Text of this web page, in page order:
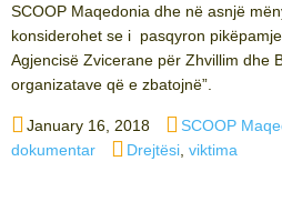
SCOOP Maqedonia dhe në asnjë
konsiderohet se i pasqyron
Agjencisë Zvicerane për Zhvillim dhe
organizatave që e zbatojnë”.
Posted
on
January 16, 2018 Author
SCOOP
dokumentar
Tags
Drejtësi viktima